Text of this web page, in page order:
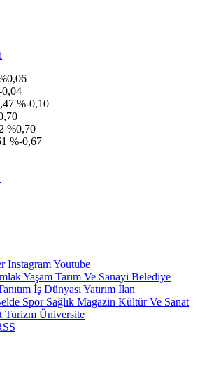
%-0,10
%0,70
%-0,67
InstagramYoutube
Yaşam Tarım Ve Sanayi Belediye
İş Dünyası Yatırım İlan
SporSağlık Magazin Kültür Ve Sanat
Turizm Üniversite